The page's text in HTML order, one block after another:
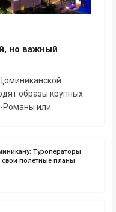
но важный
образы крупных
Романы или
Туроператоры
полетные планы